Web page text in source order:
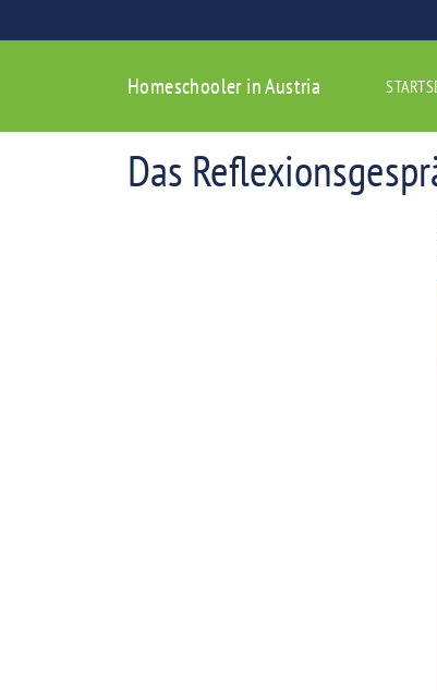
Homeschooler in Austria
Das